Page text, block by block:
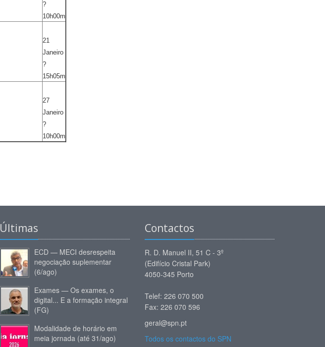
?
10h00m
21
Janeiro
?
15h05m
27
Janeiro
?
10h00m
Últimas
ECD — MECI desrespeita
negociação suplementar
(6/ago)
Exames — Os exames, o
digital... E a formação integral
(FG)
Modalidade de horário em
meia jornada (até 31/ago)
Contactos
R. D. Manuel II, 51 C - 3º
(Edifício Cristal Park)
4050-345 Porto
Telef: 226 070 500
Fax: 226 070 596
geral@spn.pt
Todos os contactos do SPN